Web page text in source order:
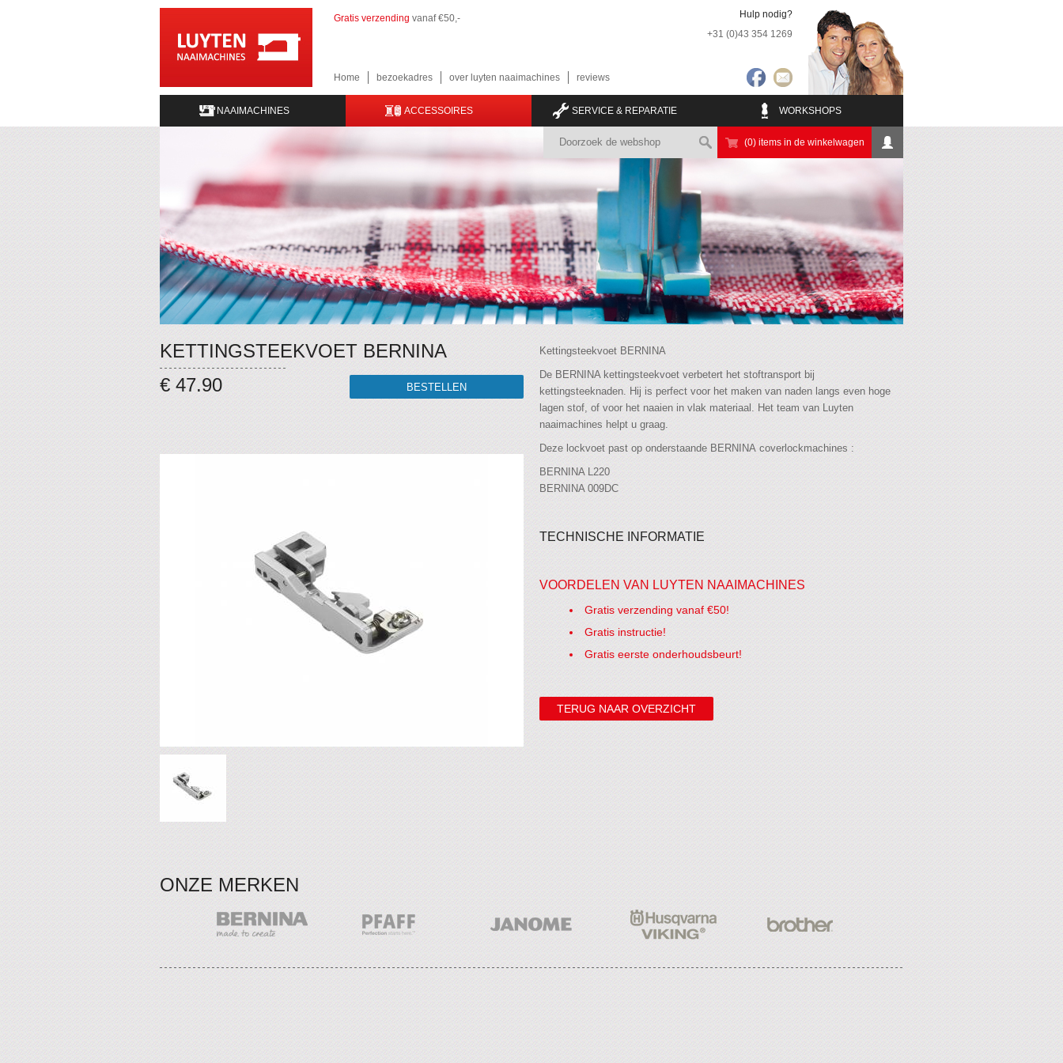
Gratis verzending vanaf €50,-
Home bezoekadres over luyten naaimachines reviews
Hulp nodig?
+31 (0)43 354 1269
NAAIMACHINES ACCESSOIRES SERVICE & REPARATIE WORKSHOPS
(0) items in de winkelwagen
KETTINGSTEEKVOET BERNINA
€ 47.90
Kettingsteekvoet BERNINA
De BERNINA kettingsteekvoet verbetert het stoftransport bij
kettingsteeknaden. Hij is perfect voor het maken van naden langs even hoge
lagen stof, of voor het naaien in vlak materiaal. Het team van Luyten
naaimachines helpt u graag.
Deze lockvoet past op onderstaande BERNINA coverlockmachines :
BERNINA L220
BERNINA 009DC
TECHNISCHE INFORMATIE
VOORDELEN VAN LUYTEN NAAIMACHINES
Gratis verzending vanaf €50!
Gratis instructie!
Gratis eerste onderhoudsbeurt!
TERUG NAAR OVERZICHT
ONZE MERKEN